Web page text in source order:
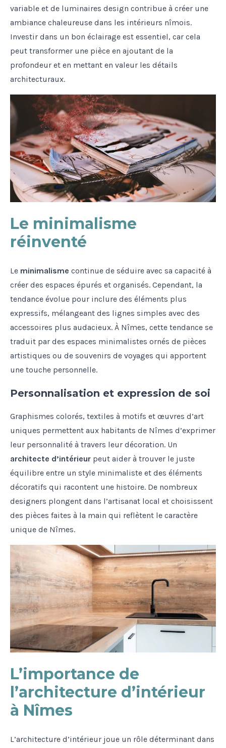
variable et de luminaires design contribue à créer une
ambiance chaleureuse dans les intérieurs nîmois.
Investir dans un bon éclairage est essentiel, car cela
peut transformer une pièce en ajoutant de la
profondeur et en mettant en valeur les détails
architecturaux.
Le minimalisme
réinventé
Le minimalisme continue de séduire avec sa capacité à
créer des espaces épurés et organisés. Cependant, la
tendance évolue pour inclure des éléments plus
expressifs, mélangeant des lignes simples avec des
accessoires plus audacieux. À Nîmes, cette tendance se
traduit par des espaces minimalistes ornés de pièces
artistiques ou de souvenirs de voyages qui apportent
une touche personnelle.
Personnalisation et expression de soi
Graphismes colorés, textiles à motifs et œuvres d’art
uniques permettent aux habitants de Nîmes d’exprimer
leur personnalité à travers leur décoration. Un
architecte d’intérieur peut aider à trouver le juste
équilibre entre un style minimaliste et des éléments
décoratifs qui racontent une histoire. De nombreux
designers plongent dans l’artisanat local et choisissent
des pièces faites à la main qui reflètent le caractère
unique de Nîmes.
L’importance de
l’architecture d’intérieur
à Nîmes
L’architecture d’intérieur joue un rôle déterminant dans